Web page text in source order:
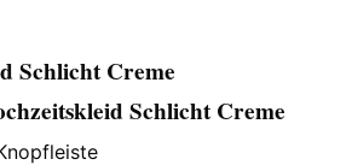
Schlicht Creme
Schlicht Creme